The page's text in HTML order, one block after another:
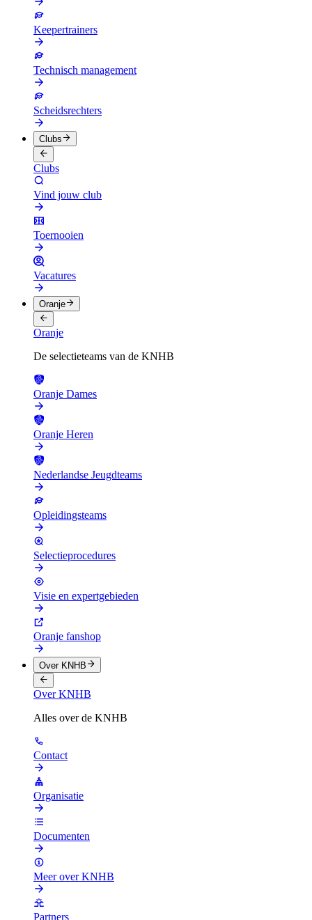
Keepertrainers
Technisch management
Scheidsrechters
Clubs
Clubs
Vind jouw club
Toernooien
Vacatures
Oranje
Oranje
De selectieteams van de KNHB
Oranje Dames
Oranje Heren
Nederlandse Jeugdteams
Opleidingsteams
Selectieprocedures
Visie en expertgebieden
Oranje fanshop
Over KNHB
Over KNHB
Alles over de KNHB
Contact
Organisatie
Documenten
Meer over KNHB
Partners